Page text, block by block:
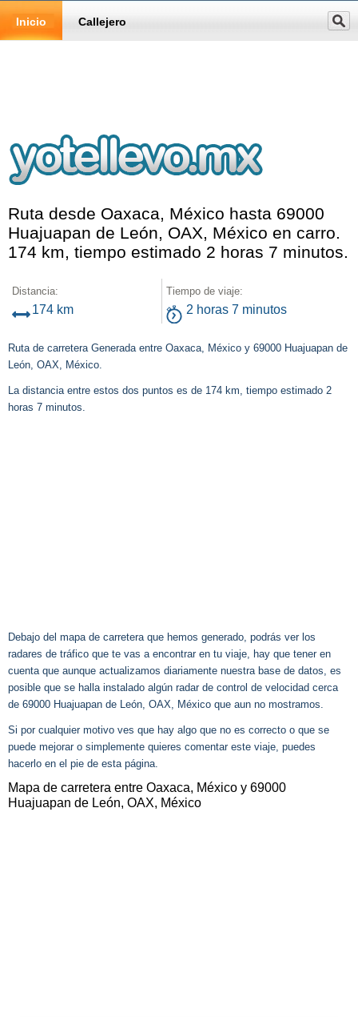
Inicio Callejero
Ruta desde Oaxaca, México hasta 69000
Huajuapan de León, OAX, México en carro.
174 km, tiempo estimado 2 horas 7 minutos.
Distancia:
174 km
Tiempo de viaje:
2 horas 7 minutos
Ruta de carretera Generada entre Oaxaca, México y 69000 Huajuapan de
León, OAX, México.
La distancia entre estos dos puntos es de 174 km, tiempo estimado 2
horas 7 minutos.
Debajo del mapa de carretera que hemos generado, podrás ver los
radares de tráfico que te vas a encontrar en tu viaje, hay que tener en
cuenta que aunque actualizamos diariamente nuestra base de datos, es
posible que se halla instalado algún radar de control de velocidad cerca
de 69000 Huajuapan de León, OAX, México que aun no mostramos.
Si por cualquier motivo ves que hay algo que no es correcto o que se
puede mejorar o simplemente quieres comentar este viaje, puedes
hacerlo en el pie de esta página.
Mapa de carretera entre Oaxaca, México y 69000
Huajuapan de León, OAX, México